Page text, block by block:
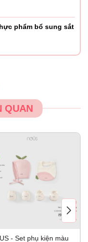
phẩm bổ sung sắt
QUAN
- Set phụ kiện màu